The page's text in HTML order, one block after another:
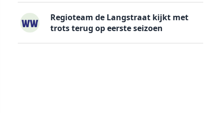
Regioteam de Langstraat kijkt met
trots terug op eerste seizoen